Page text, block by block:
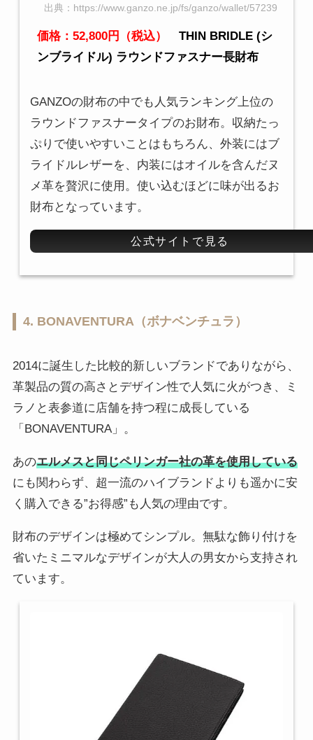
出典：https://www.ganzo.ne.jp/fs/ganzo/wallet/57239
価格：52,800円（税込）
THIN BRIDLE (シ
ンブライドル) ラウンドファスナー長財布
GANZOの財布の中でも人気ランキング上位の
ラウンドファスナータイプのお財布。収納たっ
ぷりで使いやすいことはもちろん、外装にはブ
ライドルレザーを、内装にはオイルを含んだヌ
メ革を贅沢に使用。使い込むほどに味が出るお
財布となっています。
公式サイトで見る
4. BONAVENTURA（ボナベンチュラ）
2014に誕生した比較的新しいブランドでありながら、
革製品の質の高さとデザイン性で人気に火がつき、ミ
ラノと表参道に店舗を持つ程に成長している
「BONAVENTURA」。
あのエルメスと同じペリンガー社の革を使用している
にも関わらず、超一流のハイブランドよりも遥かに安
く購入できる”お得感”も人気の理由です。
財布のデザインは極めてシンプル。無駄な飾り付けを
省いたミニマルなデザインが大人の男女から支持され
ています。